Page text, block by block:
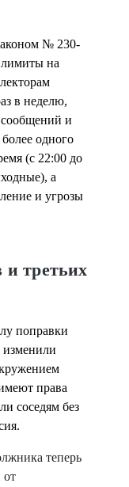
№ 230-
лимиты на
в неделю,
сообщений и
одного
(с 22:00 до
а
и угрозы
и третьих
поправки
права
соседям без
теперь
от